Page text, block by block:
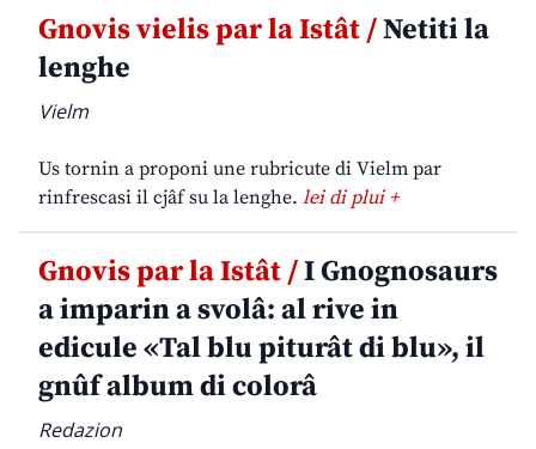
Gnovis vielis par la Istât /Netiti la
lenghe
Vielm
Us tornin a proponi une rubricute di Vielm par
rinfrescasi il cjâf su la lenghe. lei di plui +
Gnovis par la Istât /I Gnognosaurs
a imparin a svolâ: al rive in
edicule «Tal blu piturât di blu», il
gnûf album di colorâ
Redazion